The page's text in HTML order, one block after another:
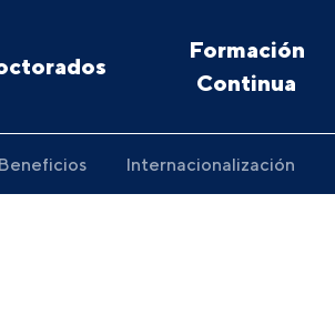
Formación
Continua
Beneficios Internacionalización